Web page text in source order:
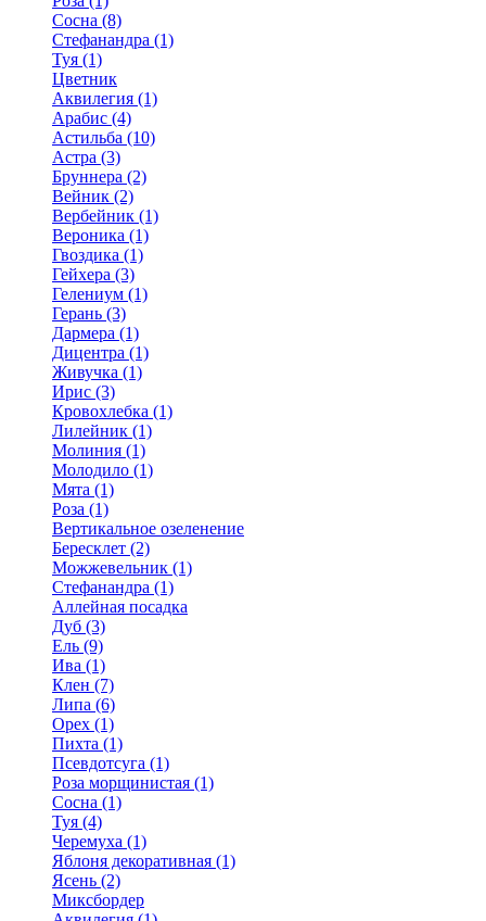
Сосна (8)
Стефанандра (1)
Туя (1)
Цветник
Аквилегия (1)
Арабис (4)
Астильба (10)
Астра (3)
Бруннера (2)
Вейник (2)
Вербейник (1)
Вероника (1)
Гвоздика (1)
Гейхера (3)
Гелениум (1)
Герань (3)
Дармера (1)
Дицентра (1)
Живучка (1)
Ирис (3)
Кровохлебка (1)
Лилейник (1)
Молиния (1)
Молодило (1)
Мята (1)
Роза (1)
Вертикальное озеленение
Бересклет (2)
Можжевельник (1)
Стефанандра (1)
Аллейная посадка
Дуб (3)
Ель (9)
Ива (1)
Клен (7)
Липа (6)
Орех (1)
Пихта (1)
Псевдотсуга (1)
Роза морщинистая (1)
Сосна (1)
Туя (4)
Черемуха (1)
Яблоня декоративная (1)
Ясень (2)
Миксбордер